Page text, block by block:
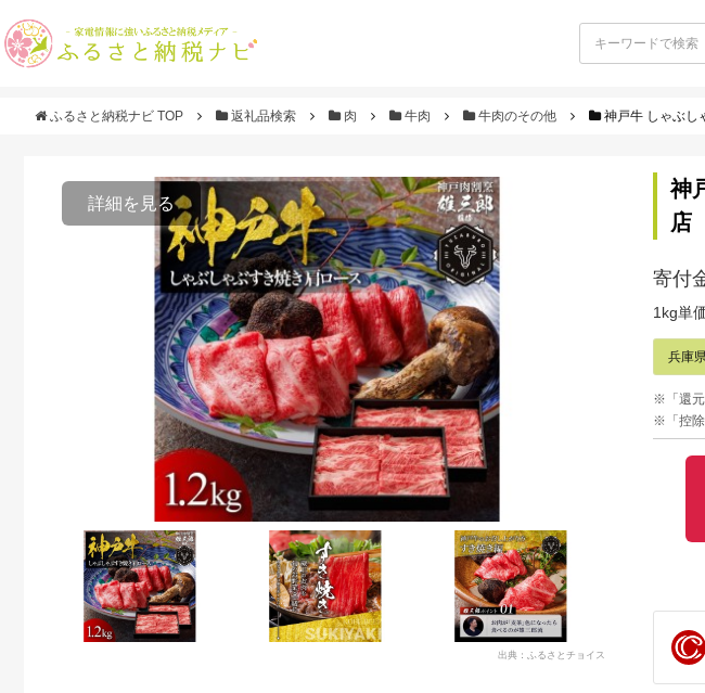
ふるさと納税ナビ TOP 返礼品検索 肉 牛肉 牛肉のその他 神戸牛 しゃぶし
詳細を見る
出典：ふるさとチョイス
神
店
寄付
1kg単
兵庫
※「還元
※「控除